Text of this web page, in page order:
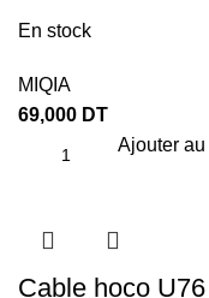
En stock
MIQIA
69,000 DT
Ajouter
Cable hoco